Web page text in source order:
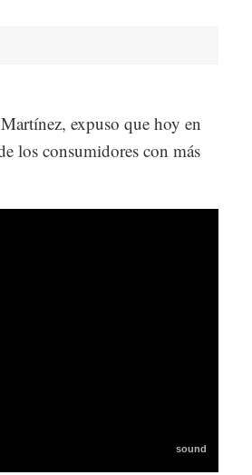
expuso que hoy en
los consumidores con más